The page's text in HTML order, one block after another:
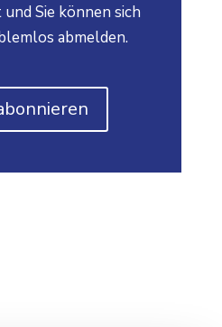
Sie können sich
abmelden.